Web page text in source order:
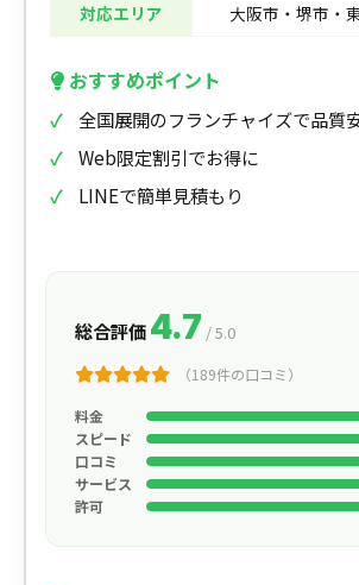
対応エリア
大阪市・堺市・
おすすめポイント
全国展開のフランチャイズで品質
Web限定割引でお得に
LINEで簡単見積もり
総合評価4.7 / 5.0
（189件の口コミ）
料金
スピード
口コミ
サービス
許可